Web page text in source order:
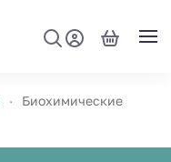
Биохимические